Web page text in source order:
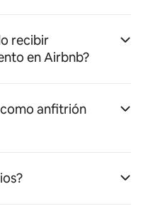
recibir
en Airbnb?
anfitrión